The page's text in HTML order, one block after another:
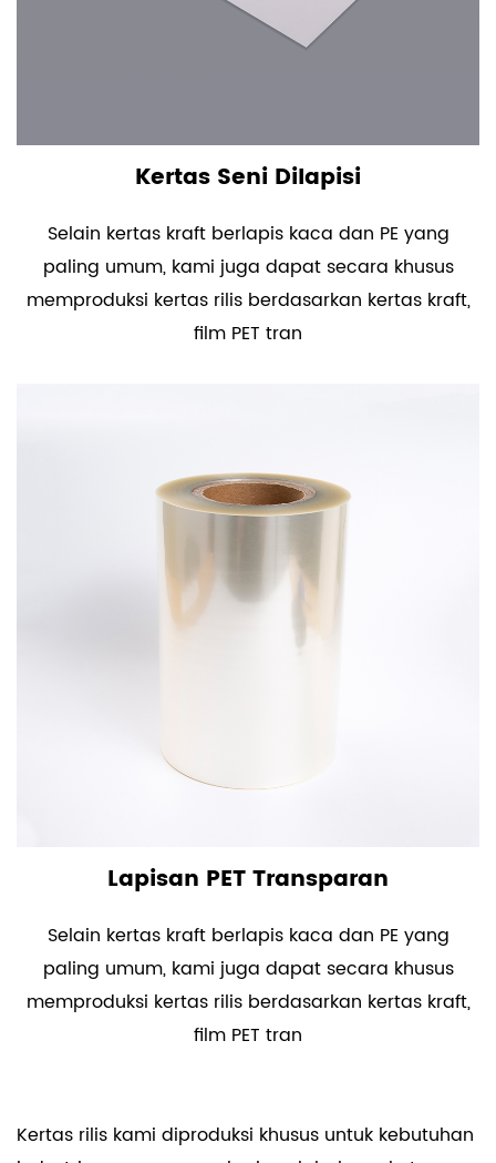
Kertas Seni Dilapisi
Selain kertas kraft berlapis kaca dan PE yang
paling umum, kami juga dapat secara khusus
memproduksi kertas rilis berdasarkan kertas kraft,
film PET tran
Lapisan PET Transparan
Selain kertas kraft berlapis kaca dan PE yang
paling umum, kami juga dapat secara khusus
memproduksi kertas rilis berdasarkan kertas kraft,
film PET tran
Kertas rilis kami diproduksi khusus untuk kebutuhan